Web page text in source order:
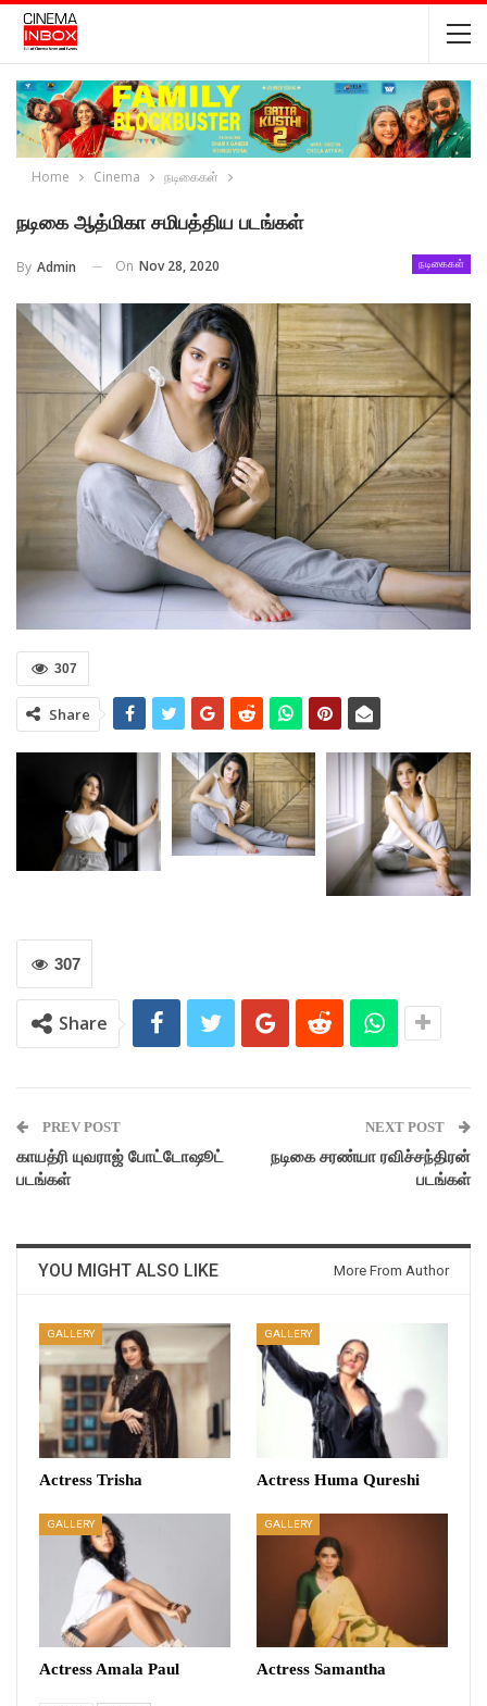
Home Cinema நடிகைகள்
நடிகை ஆத்மிகா சமிபத்திய படங்கள்
நடிகைகள்
By Admin On Nov 28, 2020
307
Share
307
Share
PREV POST
காயத்ரி யுவராஜ் போட்டோஷூட்
படங்கள்
NEXT POST
நடிகை சரண்யா ரவிச்சந்திரன்
படங்கள்
YOU MIGHT ALSO LIKE More From Author
GALLERY
Actress Trisha
GALLERY
Actress Huma Qureshi
GALLERY
Actress Amala Paul
GALLERY
Actress Samantha